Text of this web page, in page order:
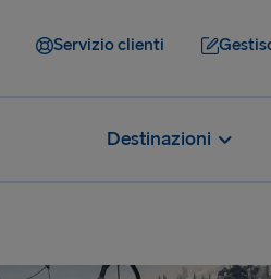
Servizio clienti
Destinazioni